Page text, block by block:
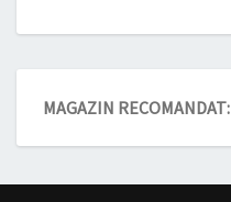
MAGAZIN RECOMANDAT: